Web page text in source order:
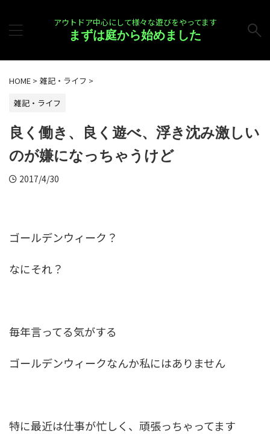
アウトドア中心にして様々な遊びをやってます
まずは庭から始めました
HOME > 雑記・ライフ >
雑記・ライフ
良く働き、良く遊べ、浮き沈み激しい
のが嫌になっちゃうけど
2017/4/30
ゴールデンウィーク？
なにそれ？
毎年言ってる気がする
ゴールデンウィークなんか私にはありません
特に最近は仕事が忙しく、頑張っちゃってます